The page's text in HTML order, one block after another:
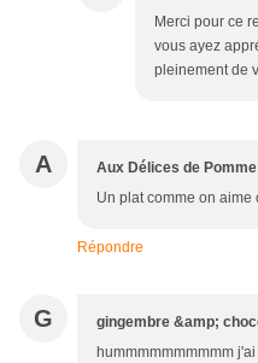
Merci pour ce
vous ayez
pleinement de
A Aux Délices de Pomme
Un plat comme on aime
Répondre
G gingembre &amp;
hummmmmmmmmm